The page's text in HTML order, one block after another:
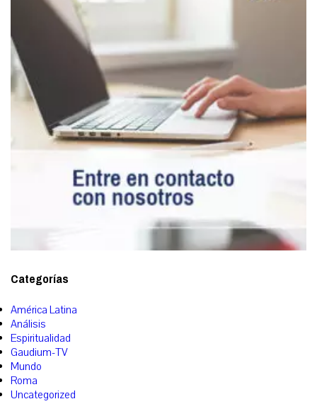
Categorías
América Latina
Análisis
Espiritualidad
Gaudium-TV
Mundo
Roma
Uncategorized